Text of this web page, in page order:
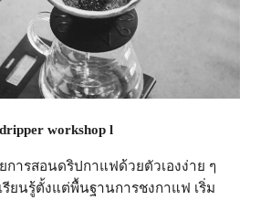
workshop l
การสอนดริปกาแฟด้วยตัวเองง่าย ๆ
รียนรู้ตั้งแต่พื้นฐานการชงกาแฟ เริ่ม